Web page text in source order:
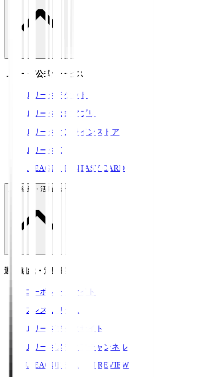
Ｊリーグ公式サービス
Ｊリーグチケット
Ｊリーグ公式アプリ
Ｊリーグオンラインストア
ＪリーグID
J.LEAGUE FANTASY CARD
運営組織・活動紹介
運営組織・活動紹介
コーポレートサイト
プレスリリース
Ｊリーグデータサイト
Ｊリーグメディアチャンネル
J.LEAGUE SEASON REVIEW